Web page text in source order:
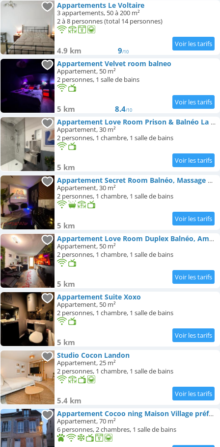
Appartements Le Voltaire
3 appartements, 50 à 200 m²
2 à 8 personnes (total 14 personnes)
4.9 km 9/10
Appartement Velvet room balneo
Appartement, 50 m²
2 personnes, 1 salle de bains
5 km 8.4/10
Appartement Love Room Prison & Balnéo La Suite Interdite
Appartement, 30 m²
2 personnes, 1 chambre, 1 salle de bains
5 km
Appartement Secret Room Balnéo, Massage & Cinéma Duplex
Appartement, 30 m²
2 personnes, 1 chambre, 1 salle de bains
5 km
Appartement Love Room Duplex Balnéo, Ambiance Intime
Appartement, 50 m²
2 personnes, 1 chambre, 1 salle de bains
5 km
Appartement Suite Xoxo
Appartement, 50 m²
2 personnes, 1 chambre, 1 salle de bains
5 km
Studio Cocon Landon
Appartement, 25 m²
2 personnes, 1 chambre, 1 salle de bains
5.4 km
Appartement Cocoo ning Maison Village préféré des français
Appartement, 70 m²
6 personnes, 2 chambres, 1 salle de bains